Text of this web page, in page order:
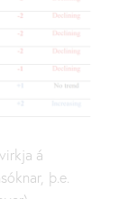
á
þ.e.